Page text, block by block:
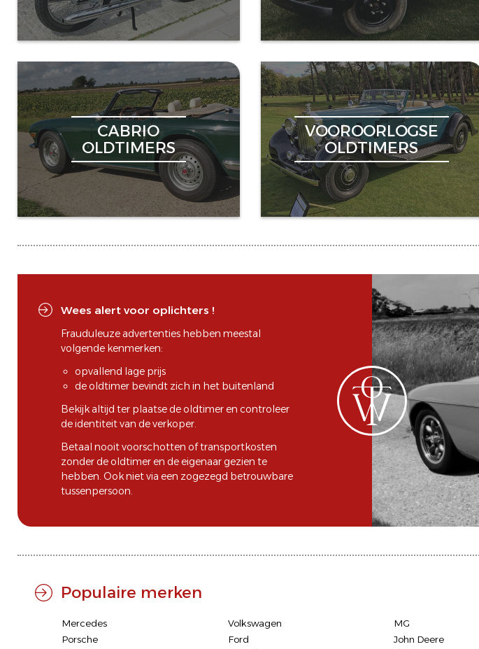
CABRIO
OLDTIMERS
VOOROORLOGSE
OLDTIMERS
Wees alert voor oplichters !
Frauduleuze advertenties hebben meestal
volgende kenmerken:
opvallend lage prijs
de oldtimer bevindt zich in het buitenland
Bekijk altijd ter plaatse de oldtimer en controleer
de identiteit van de verkoper.
Betaal nooit voorschotten of transportkosten
zonder de oldtimer en de eigenaar gezien te
hebben. Ook niet via een zogezegd betrouwbare
tussenpersoon.
Populaire merken
Mercedes Volkswagen MG
Porsche
Ford John Deere